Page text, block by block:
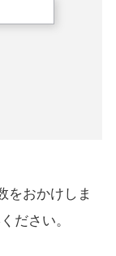
をおかけしま
ださい。